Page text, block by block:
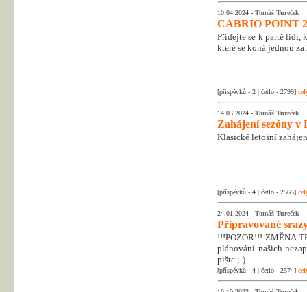
10.04.2024 - Tomáš Tureček
CABRIO POINT
Přidejte se k partě lidí,
které se koná jednou
[příspěvků - 2 | četlo - 2799]
14.03.2024 - Tomáš Tureček
Zahájení sezóny v
Klasické letošní
[příspěvků - 4 | četlo - 2565]
24.01.2024 - Tomáš Tureček
Připravované
!!!POZOR!!! ZMĚNA
plánování našich
pište ;-)
[příspěvků - 4 | četlo - 2574]